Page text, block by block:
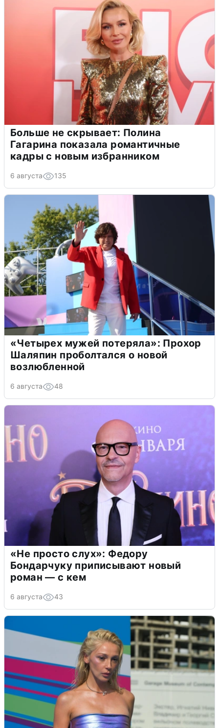
Больше не скрывает: Полина
Гагарина показала романтичные
кадры с новым избранником
6 августа 135
«Четырех мужей потеряла»: Прохор
Шаляпин проболтался о новой
возлюбленной
6 августа 48
«Не просто слух»: Федору
Бондарчуку приписывают новый
роман — с кем
6 августа 43